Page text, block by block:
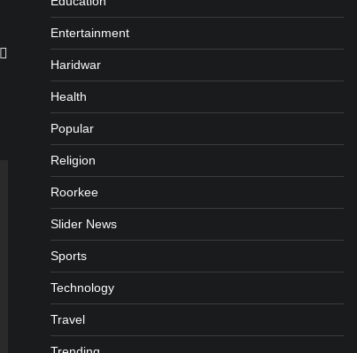
Entertainment
Haridwar
Health
Popular
Religion
Roorkee
Slider News
Sports
Technology
Travel